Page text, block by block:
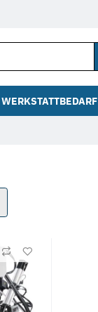
WERKSTATTBEDARF